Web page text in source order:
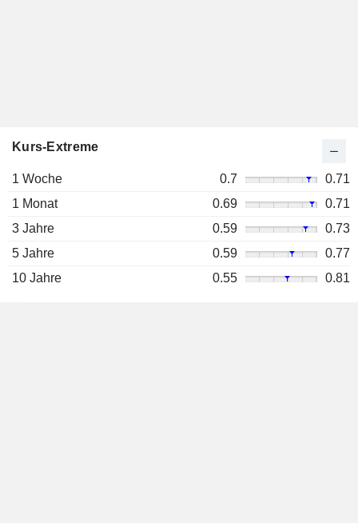
Kurs-Extreme
1 Woche 0.7
0.71
1 Monat
0.69
0.71
3 Jahre
0.59
0.73
5 Jahre
0.59
0.77
10 Jahre
0.55 0.81